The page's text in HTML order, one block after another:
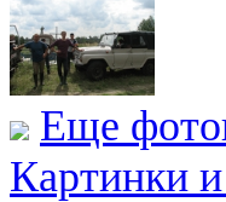
Еще
Картинки